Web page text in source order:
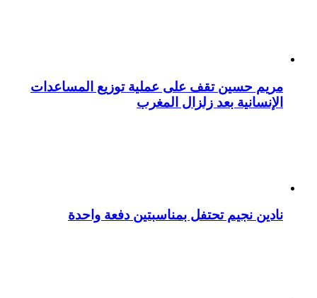
مريم حسين تقف على عملية توزيع المساعدات
الإنسانية بعد زلزال المغرب
نادين نجيم تحتفل بمناسبتين دفعة واحدة